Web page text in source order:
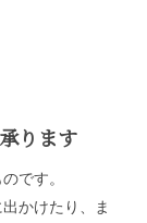
ります
です。
かけたり、ま